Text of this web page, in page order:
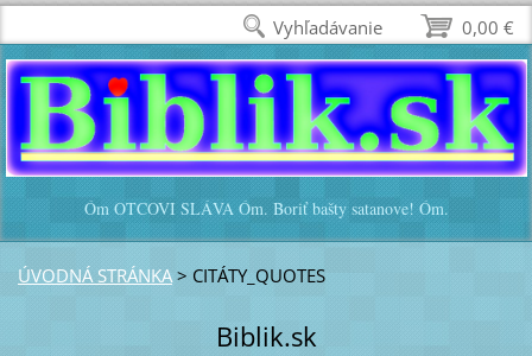
Óm OTCOVI SLÁVA Óm. Boriť bašty satanove! Óm.
ÚVODNÁ STRÁNKA > CITÁTY_QUOTES
Biblik.sk
0,00 €
Vyhľadávanie